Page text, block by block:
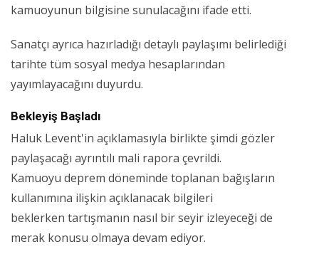
kamuoyunun bilgisine sunulacağını ifade etti.
Sanatçı ayrıca hazırladığı detaylı paylaşımı belirlediği
tarihte tüm sosyal medya hesaplarından
yayımlayacağını duyurdu.
Bekleyiş Başladı
Haluk Levent'in açıklamasıyla birlikte şimdi gözler
paylaşacağı ayrıntılı mali rapora çevrildi.
Kamuoyu deprem döneminde toplanan bağışların
kullanımına ilişkin açıklanacak bilgileri
beklerken tartışmanın nasıl bir seyir izleyeceği de
merak konusu olmaya devam ediyor.